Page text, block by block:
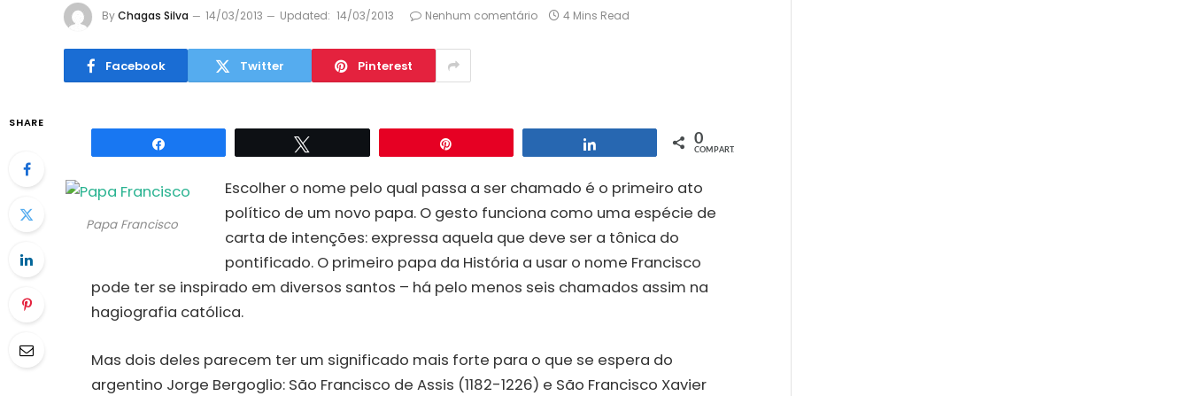
ByChagas Silva 14/03/2013 Updated: 14/03/2013 Nenhum comentário 4 Mins Read
Facebook Twitter Pinterest
SHARE
Compartilhar 0
COMPART.
Papa Francisco
Escolher o nome pelo qual passa a ser chamado é o primeiro ato
político de um novo papa. O gesto funciona como uma espécie de
carta de intenções: expressa aquela que deve ser a tônica do
pontificado. O primeiro papa da História a usar o nome Francisco
pode ter se inspirado em diversos santos – há pelo menos seis chamados assim na
hagiografia católica.
Mas dois deles parecem ter um significado mais forte para o que se espera do
argentino Jorge Bergoglio: São Francisco de Assis (1182-1226) e São Francisco Xavier